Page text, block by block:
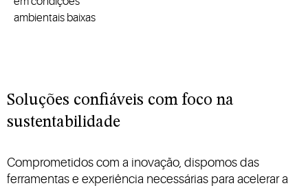
ambientais baixas
Soluções confiáveis com foco na
sustentabilidade
Comprometidos com a inovação, dispomos das
ferramentas e experiência necessárias para acelerar a